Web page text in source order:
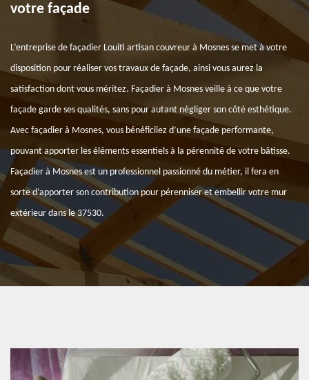
votre façade
L’entreprise de façadier Louiti artisan couvreur à Mosnes se met à votre
disposition pour réaliser vos travaux de façade, ainsi vous aurez la
satisfaction dont vous méritez. Façadier à Mosnes veille à ce que votre
façade garde ses qualités, sans pour autant négliger son côté esthétique.
Avec façadier à Mosnes, vous bénéficiiez d’une façade performante,
pouvant apporter les éléments essentiels à la pérennité de votre bâtisse.
Façadier à Mosnes est un professionnel passionné du métier, il fera en
sorte d’apporter son contribution pour pérenniser et embellir votre mur
extérieur dans le 37530.